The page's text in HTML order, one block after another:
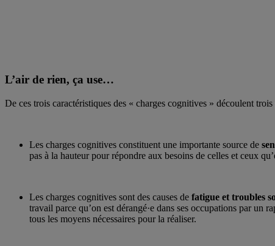
L’air de rien, ça use…
De ces trois caractéristiques des « charges cognitives » découlent
Les charges cognitives constituent une importante source de
pas à la hauteur pour répondre aux besoins de celles et ceux
Les charges cognitives sont des causes de fatigue et troubles
travail parce qu’on est dérangé·e dans ses occupations par un
tous les moyens nécessaires pour la réaliser.